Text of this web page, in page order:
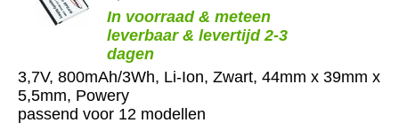
In voorraad & meteen
leverbaar & levertijd 2-3
dagen
3,7V, 800mAh/3Wh, Li-Ion, Zwart, 44mm x 39mm x
5,5mm, Powery
passend voor 12 modellen